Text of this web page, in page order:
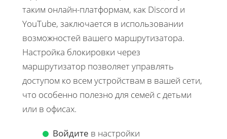
таким онлайн-платформам, как Discord и
YouTube, заключается в использовании
возможностей вашего маршрутизатора.
Настройка блокировки через
маршрутизатор позволяет управлять
доступом ко всем устройствам в вашей сети,
что особенно полезно для семей с детьми
или в офисах.
Войдите в настройки